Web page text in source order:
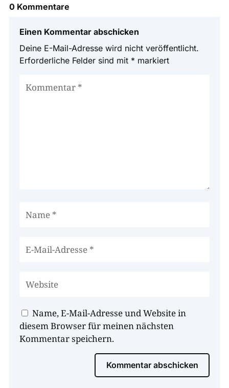
0 Kommentare
Einen Kommentar abschicken
Deine E-Mail-Adresse wird nicht veröffentlicht.
Erforderliche Felder sind mit * markiert
Name, E-Mail-Adresse und Website in
diesem Browser für meinen nächsten
Kommentar speichern.
Kommentar abschicken